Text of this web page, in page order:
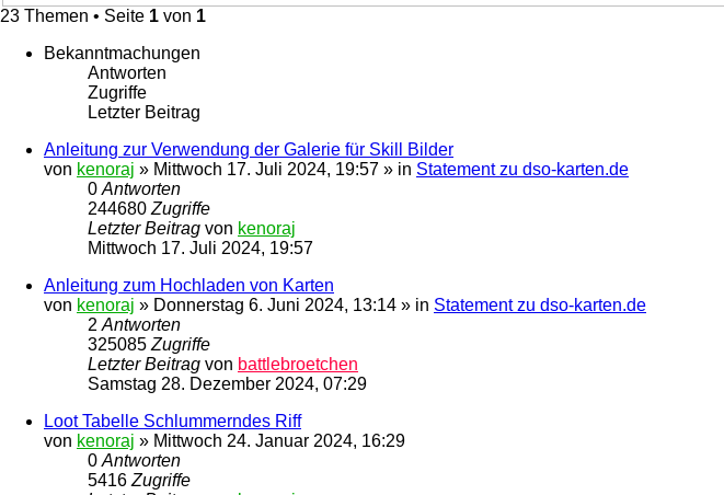
23 Themen • Seite 1 von 1
Bekanntmachungen
Antworten
Zugriffe
Letzter Beitrag
Anleitung zur Verwendung der Galerie für Skill Bilder
von kenoraj » Mittwoch 17. Juli 2024, 19:57 » in Statement zu dso-karten.de
0Antworten
244680Zugriffe
Letzter Beitrag von kenoraj
Mittwoch 17. Juli 2024, 19:57
Anleitung zum Hochladen von Karten
von kenoraj » Donnerstag 6. Juni 2024, 13:14 » in Statement zu dso-karten.de
2Antworten
325085Zugriffe
Letzter Beitrag von battlebroetchen
Samstag 28. Dezember 2024, 07:29
Loot Tabelle Schlummerndes Riff
von kenoraj » Mittwoch 24. Januar 2024, 16:29
0Antworten
5416Zugriffe